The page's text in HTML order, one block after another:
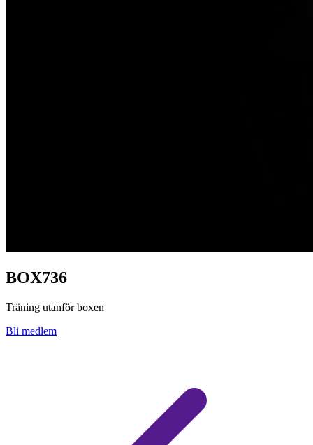
BOX736
Träning utanför boxen
Bli medlem